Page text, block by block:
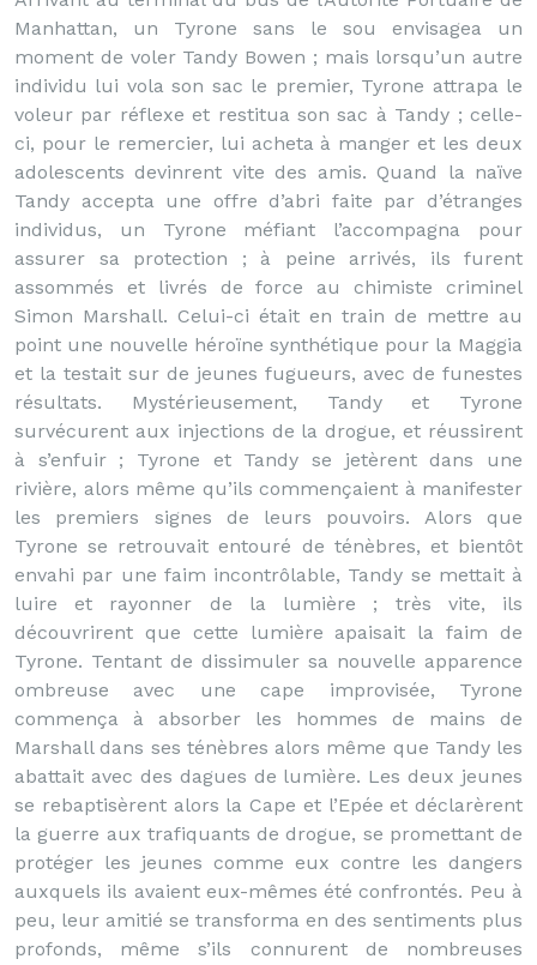
Manhattan, un Tyrone sans le sou envisagea un
moment de voler Tandy Bowen ; mais lorsqu’un autre
individu lui vola son sac le premier, Tyrone attrapa le
voleur par réflexe et restitua son sac à Tandy ; celle-
ci, pour le remercier, lui acheta à manger et les deux
adolescents devinrent vite des amis. Quand la naïve
Tandy accepta une offre d’abri faite par d’étranges
individus, un Tyrone méfiant l’accompagna pour
assurer sa protection ; à peine arrivés, ils furent
assommés et livrés de force au chimiste criminel
Simon Marshall. Celui-ci était en train de mettre au
point une nouvelle héroïne synthétique pour la Maggia
et la testait sur de jeunes fugueurs, avec de funestes
résultats. Mystérieusement, Tandy et Tyrone
survécurent aux injections de la drogue, et réussirent
à s’enfuir ; Tyrone et Tandy se jetèrent dans une
rivière, alors même qu’ils commençaient à manifester
les premiers signes de leurs pouvoirs. Alors que
Tyrone se retrouvait entouré de ténèbres, et bientôt
envahi par une faim incontrôlable, Tandy se mettait à
luire et rayonner de la lumière ; très vite, ils
découvrirent que cette lumière apaisait la faim de
Tyrone. Tentant de dissimuler sa nouvelle apparence
ombreuse avec une cape improvisée, Tyrone
commença à absorber les hommes de mains de
Marshall dans ses ténèbres alors même que Tandy les
abattait avec des dagues de lumière. Les deux jeunes
se rebaptisèrent alors la Cape et l’Epée et déclarèrent
la guerre aux trafiquants de drogue, se promettant de
protéger les jeunes comme eux contre les dangers
auxquels ils avaient eux-mêmes été confrontés. Peu à
peu, leur amitié se transforma en des sentiments plus
profonds, même s’ils connurent de nombreuses